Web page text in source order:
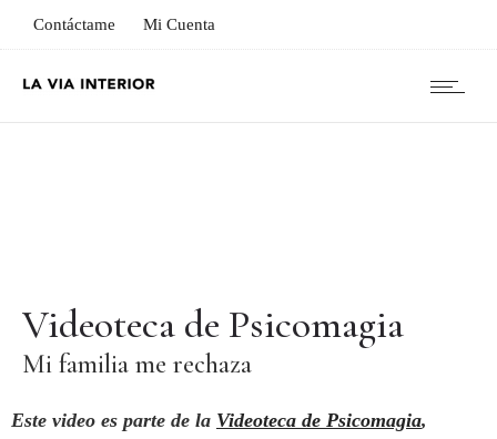
Contáctame Mi Cuenta
Videoteca de Psicomagia
Mi familia me rechaza
Este video es parte de la Videoteca de Psicomagia,